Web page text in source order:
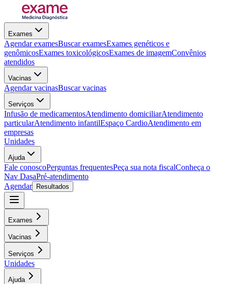
Exames
Agendar examesBuscar examesExames genéticos e
genômicosExames toxicológicosExames de imagemConvênios
atendidos
Vacinas
Agendar vacinasBuscar vacinas
Serviços
Infusão de medicamentosAtendimento domiciliarAtendimento
particularAtendimento infantilEspaço CardioAtendimento em
empresas
Unidades
Ajuda
Fale conoscoPerguntas frequentesPeça sua nota fiscalConheça o
Nav DasaPré-atendimento
Agendar
Resultados
Exames
Vacinas
Serviços
Unidades
Ajuda